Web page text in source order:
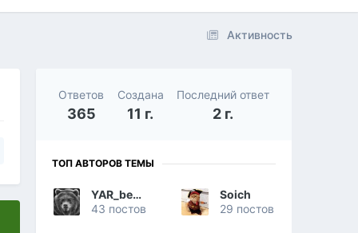
Активность
Ответов
365
Создана
11 г.
Последний ответ
2 г.
ТОП АВТОРОВ ТЕМЫ
YAR_bear_
43 постов
Soich
29 постов